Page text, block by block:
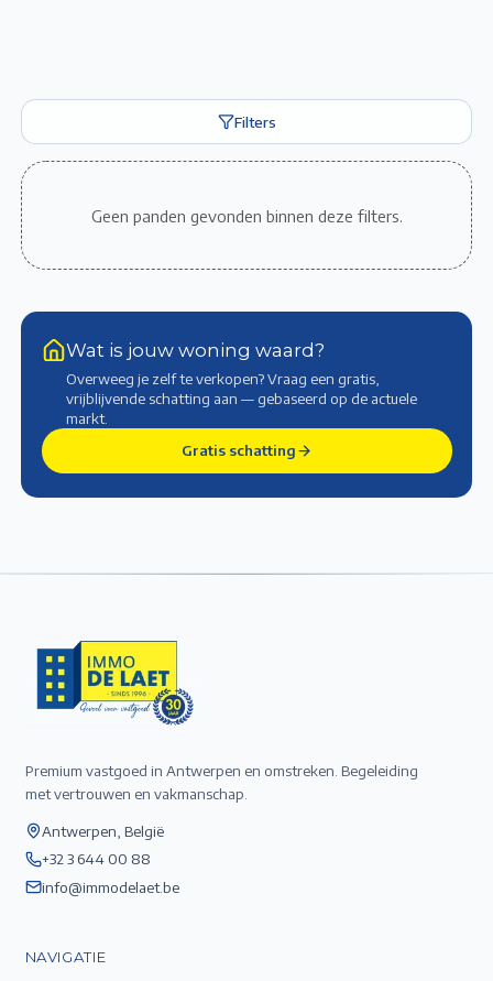
Filters
Geen panden gevonden binnen deze filters.
Wat is jouw woning waard?
Overweeg je zelf te verkopen? Vraag een gratis,
vrijblijvende schatting aan — gebaseerd op de actuele
markt.
Gratis schatting
Premium vastgoed in Antwerpen en omstreken. Begeleiding
met vertrouwen en vakmanschap.
Antwerpen, België
+32 3 644 00 88
info@immodelaet.be
NAVIGATIE